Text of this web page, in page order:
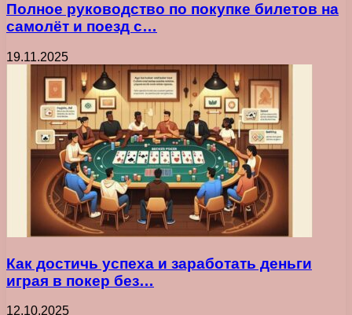
Полное руководство по покупке билетов на
самолёт и поезд с…
19.11.2025
Как достичь успеха и заработать деньги
играя в покер без…
12.10.2025